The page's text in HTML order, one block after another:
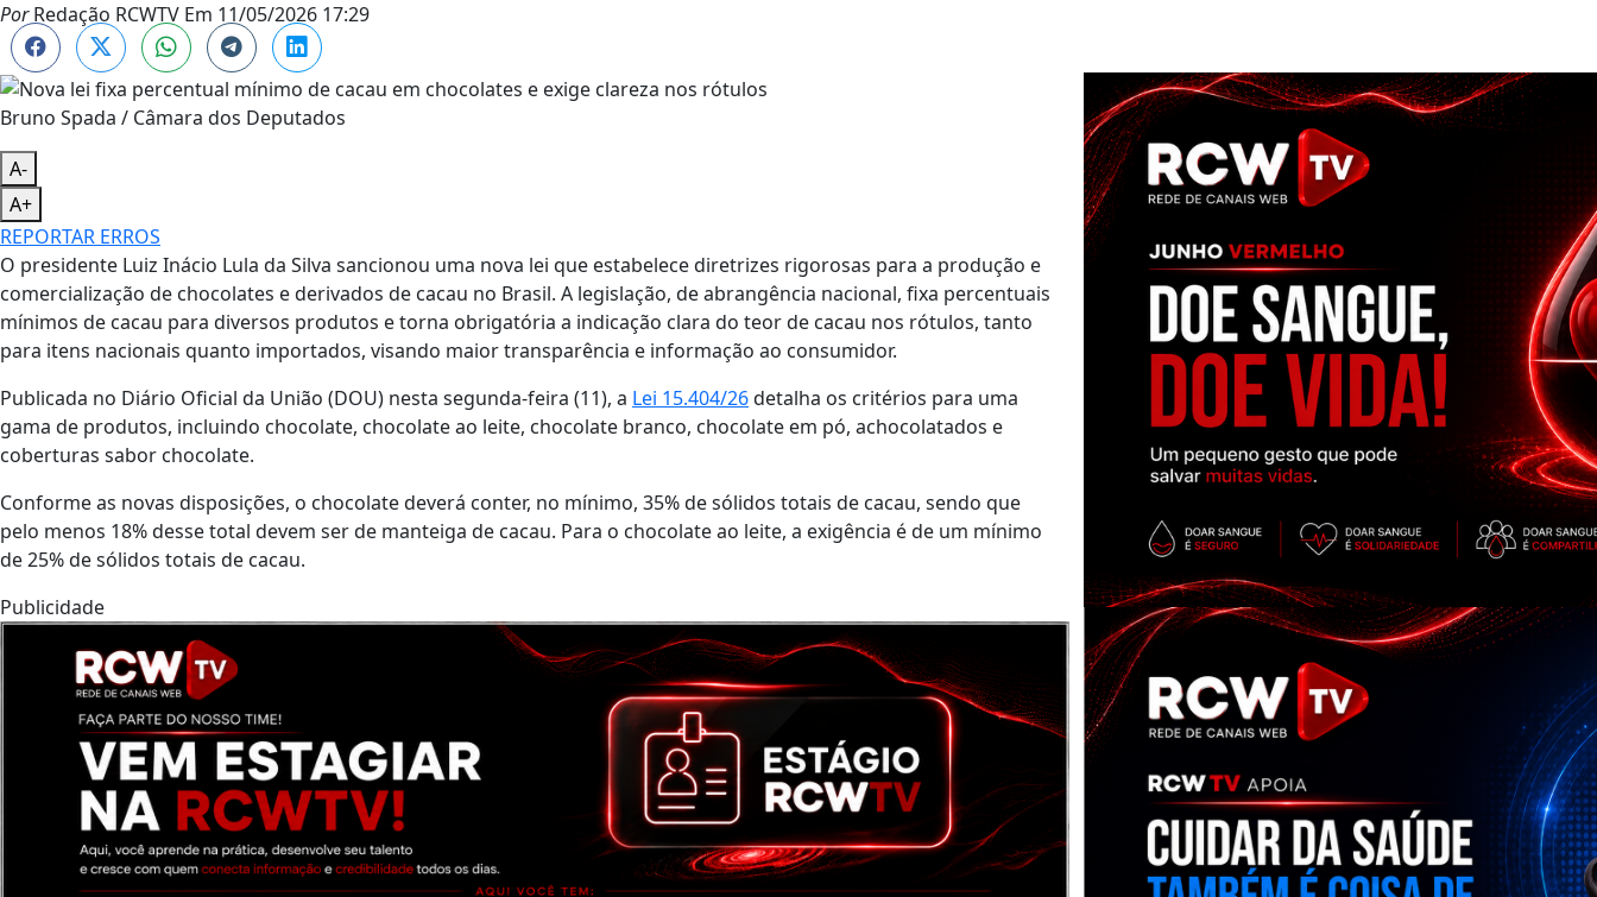
PorRedação RCWTV Em 11/05/2026 17:29
Bruno Spada / Câmara dos Deputados
A-
A+
REPORTAR ERROS
O presidente Luiz Inácio Lula da Silva sancionou uma nova lei que estabelece diretrizes rigorosas para a produção e
comercialização de chocolates e derivados de cacau no Brasil. A legislação, de abrangência nacional, fixa percentuais
mínimos de cacau para diversos produtos e torna obrigatória a indicação clara do teor de cacau nos rótulos, tanto
para itens nacionais quanto importados, visando maior transparência e informação ao consumidor.
Publicada no Diário Oficial da União (DOU) nesta segunda-feira (11), a Lei 15.404/26detalha os critérios para uma
gama de produtos, incluindo chocolate, chocolate ao leite, chocolate branco, chocolate em pó, achocolatados e
coberturas sabor chocolate.
Conforme as novas disposições, o chocolate deverá conter, no mínimo, 35% de sólidos totais de cacau, sendo que
pelo menos 18% desse total devem ser de manteiga de cacau. Para o chocolate ao leite, a exigência é de um mínimo
de 25% de sólidos totais de cacau.
Publicidade